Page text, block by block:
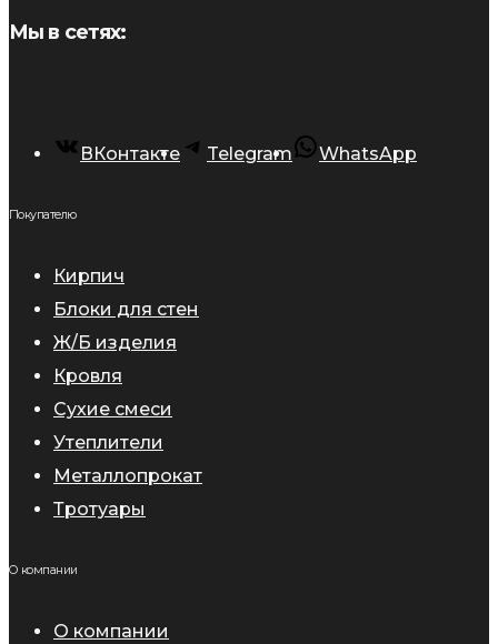
Мы в сетях:
ВКонтакте Telegram WhatsApp
Покупателю
Кирпич
Блоки для стен
Ж/Б изделия
Кровля
Сухие смеси
Утеплители
Металлопрокат
Тротуары
О компании
О компании